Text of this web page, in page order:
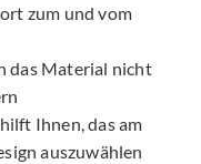
zum und vom
das Material nicht
hilft Ihnen, das am
auszuwählen